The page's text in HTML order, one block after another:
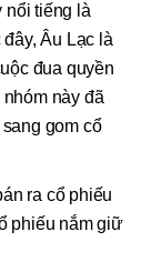
nổi tiếng là
Âu Lạc là
đua quyền
này đã
gom cổ
ra cổ phiếu
phiếu nắm giữ